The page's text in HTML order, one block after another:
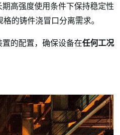
高强度使用条件下保持稳定性
格的铸件浇冒口分离需求。
的配置，确保设备在任何工况